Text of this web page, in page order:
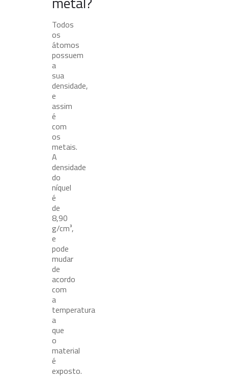
Todos
os
átomos
possuem
a
sua
densidade,
e
assim
é
com
os
metais.
A
densidade
do
níquel
é
de
8,90
g/cm³,
e
pode
mudar
de
acordo
com
a
temperatura
a
que
o
material
é
exposto.